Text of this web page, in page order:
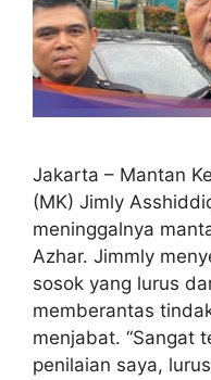
Jakarta – Mantan
(MK) Jimly
meninggalnya
Azhar. Jimmly
sosok yang lurus
memberantas
menjabat. “Sangat
penilaian saya,